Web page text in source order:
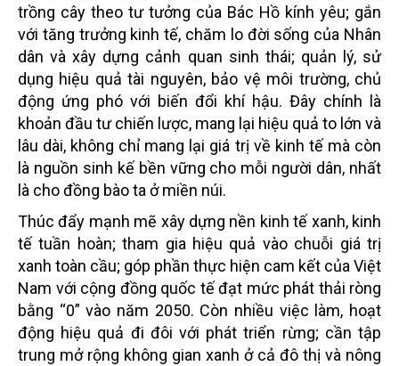
trồng cây theo tư tưởng của Bác Hồ kính yêu; gắn
với tăng trưởng kinh tế, chăm lo đời sống của Nhân
dân và xây dựng cảnh quan sinh thái; quản lý, sử
dụng hiệu quả tài nguyên, bảo vệ môi trường, chủ
động ứng phó với biến đổi khí hậu. Đây chính là
khoản đầu tư chiến lược, mang lại hiệu quả to lớn và
lâu dài, không chỉ mang lại giá trị về kinh tế mà còn
là nguồn sinh kế bền vững cho mỗi người dân, nhất
là cho đồng bào ta ở miền núi.
Thúc đẩy mạnh mẽ xây dựng nền kinh tế xanh, kinh
tế tuần hoàn; tham gia hiệu quả vào chuỗi giá trị
xanh toàn cầu; góp phần thực hiện cam kết của Việt
Nam với cộng đồng quốc tế đạt mức phát thải ròng
bằng “0” vào năm 2050. Còn nhiều việc làm, hoạt
động hiệu quả đi đôi với phát triển rừng; cần tập
trung mở rộng không gian xanh ở cả đô thị và nông